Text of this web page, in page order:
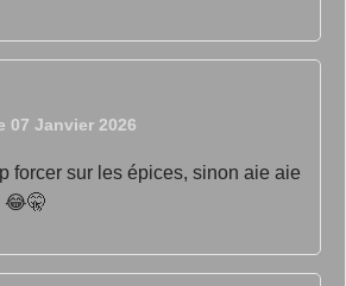
07 Janvier 2026
forcer sur les épices, sinon aie aie
😂🤫